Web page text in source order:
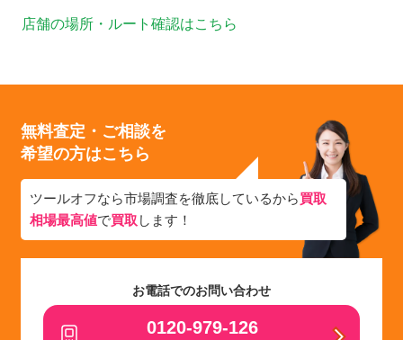
店舗の場所・ルート確認はこちら
無料査定・ご相談を
希望の方はこちら
ツールオフなら市場調査を徹底しているから買取
相場最高値で買取 します！
お電話でのお問い合わせ
0120-979-126